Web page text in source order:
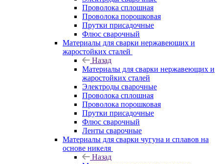
Проволока сплошная
Проволока порошковая
Прутки присадочные
Флюс сварочный
Материалы для сварки нержавеющих и
жаростойких сталей
Назад
Материалы для сварки нержавеющих и
жаростойких сталей
Электроды сварочные
Проволока сплошная
Проволока порошковая
Прутки присадочные
Флюс сварочный
Ленты сварочные
Материалы для сварки чугуна и сплавов на
основе никеля
Назад